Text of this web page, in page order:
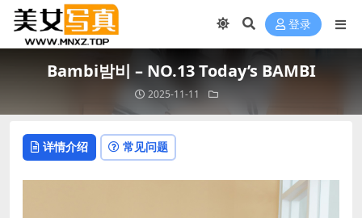
登录
Bambi밤비 – NO.13 Today’s BAMBI
2025-11-11
详情介绍 常见问题